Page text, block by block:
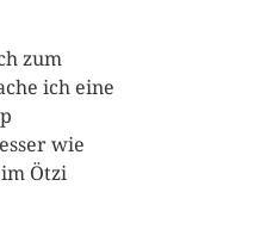
zum
ich eine
wie
Ötzi